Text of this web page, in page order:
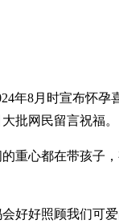
年8月时宣布怀
批网民留言祝福。
重心都在带孩
好好照顾我们可